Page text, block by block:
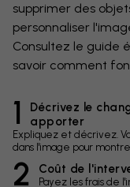
supprimer des
personnaliser
Consultez le guide
savoir comment
1
Décrivez le
apporter
Expliquez et décrivez.
dans l'image pour
2 Coût de
Payez les frais de